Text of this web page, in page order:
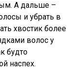
А дальше –
и убрать в
хвостик более
волос у
будто
наспех.